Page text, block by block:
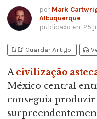
por Mark
Albuquerque
publicado em 25
bookmark_addbookmark_added Guardar Artigo headphones
Acivilização
México central
conseguia